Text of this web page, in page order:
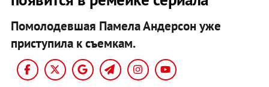
Помолодевшая Памела Андерсон уже
приступила к съемкам.